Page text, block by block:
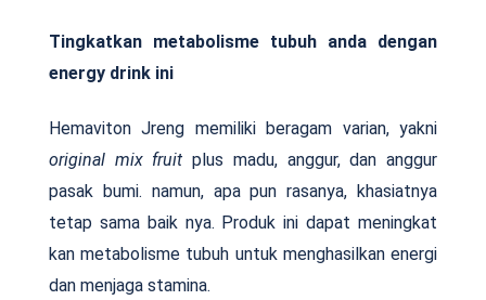
Tingkatkan metabolisme tubuh anda dengan
energy drink ini
Hemaviton Jreng memiliki beragam varian, yakni
original mix fruitplus madu, anggur, dan anggur
pasak bumi. namun, apa pun rasanya, khasiatnya
tetap sama baik nya. Produk ini dapat meningkat
kan metabolisme tubuh untuk menghasilkan energi
dan menjaga stamina.